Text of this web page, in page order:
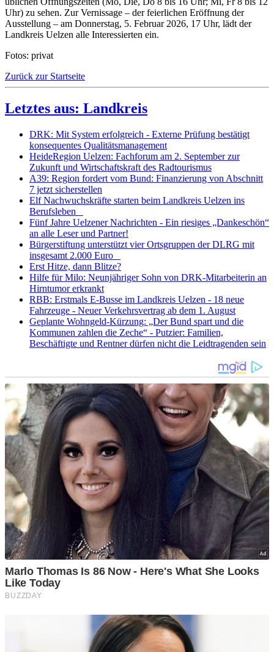
Uhr) zu sehen. Zur Vernissage – der feierlichen Eröffnung der
Ausstellung – am Donnerstag, 5. Februar 2026, 17 Uhr, lädt der
Landkreis Uelzen alle Interessierten ein.
Fotos: privat
Zurück zur Startseite
Letztes aus: Landkreis
DRK: Mit System erfolgreich - Externe Prüfung bestätigt
konsequentes Qualitätsmanagement
HeideRegion Uelzen: Fachforum am 2. September zur
Zukunft und Wirtschaftskraft des Radtourismus
A39: Region fordert vom Bund: Finanzierung von Abschnitt
7 jetzt sicherstellen
Elf Nachwuchskräfte starten beim Landkreis Uelzen ins
Berufsleben
Fünf Jahre Uelzener Nachrichten - Ein riesiges „Dankeschön“
an alle Leser und Partner!
Bürgerstiftung unterstützt vier Ortsgruppen der DLRG mit
insgesamt 2.000 Euro
Erst Hitze, dann Blitze?
Hilfe für Milo: Neunjähriger Sohn von DRK-Mitarbeiterin an
Hirntumor erkrankt
RBB: Erstmals E-Busse im Landkreis Uelzen - 18 neue
Fahrzeuge - Neuer Verkehrsvertrag ab dem 1. August
Geplante Wohngeld-Kürzung: „Der Bund spart und die
Kommunen zahlen die Zeche“ - Putzier: Familien,
Beschäftigte und Rentner dürfen nicht die Leidtragenden sein